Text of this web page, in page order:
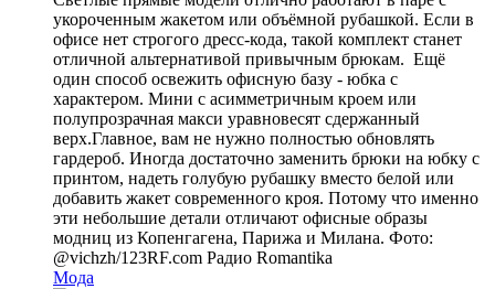
укороченным жакетом или объёмной рубашкой. Если в
офисе нет строгого дресс-кода, такой комплект станет
отличной альтернативой привычным брюкам. Ещё
один способ освежить офисную базу - юбка с
характером. Мини с асимметричным кроем или
полупрозрачная макси уравновесят сдержанный
верх.Главное, вам не нужно полностью обновлять
гардероб. Иногда достаточно заменить брюки на юбку с
принтом, надеть голубую рубашку вместо белой или
добавить жакет современного кроя. Потому что именно
эти небольшие детали отличают офисные образы
модниц из Копенгагена, Парижа и Милана. Фото:
@vichzh/123RF.com Радио Romantika
Мода